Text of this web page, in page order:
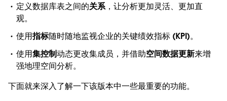
定义数据库表之间的关系，让分析更加灵活、更加直
观。
使用指标随时随地监视企业的关键绩效指标 (KPI)。
使用集控制动态更改集成员，并借助空间数据更新来增
强地理空间分析。
下面就来深入了解一下该版本中一些最重要的功能。